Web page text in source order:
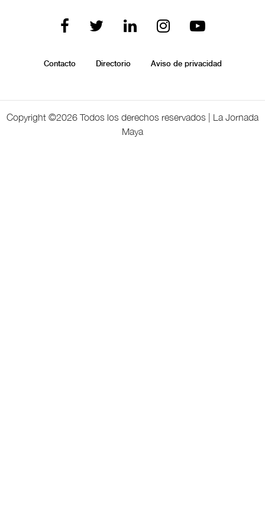
Contacto Directorio Aviso de privacidad
Copyright ©2026 Todos los derechos reservados | La Jornada
Maya